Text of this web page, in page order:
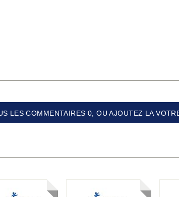
LES COMMENTAIRES 0, OU AJOUTEZ LA